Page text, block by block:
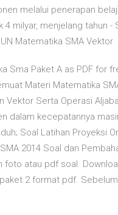
melalui penerapan
milyar, menjelang tahun
Matematika SMA Vektor
Sma Paket A as PDF for
Materi Matematika
Vektor Serta Operasi
dalam kecepatannya
Soal Latihan Proyeksi
2014 Soal dan
foto atau pdf soal
2 format pdf.